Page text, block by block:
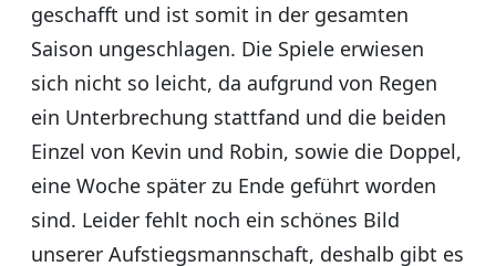
geschafft und ist somit in der gesamten
Saison ungeschlagen. Die Spiele erwiesen
sich nicht so leicht, da aufgrund von Regen
ein Unterbrechung stattfand und die beiden
Einzel von Kevin und Robin, sowie die Doppel,
eine Woche später zu Ende geführt worden
sind. Leider fehlt noch ein schönes Bild
unserer Aufstiegsmannschaft, deshalb gibt es